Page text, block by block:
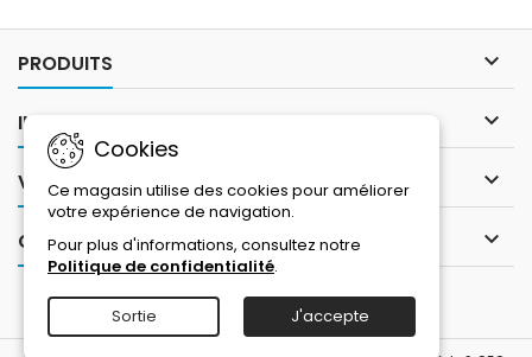
PRODUITS 
INFORMATIONS 
VOTRE COMPTE 
CONTACT 
Cookies
Ce magasin utilise des cookies pour améliorer
votre expérience de navigation.
Pour plus d'informations, consultez notre
Politique de confidentialité.
Sortie J'accepte